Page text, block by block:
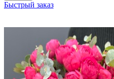
Быстрый заказ